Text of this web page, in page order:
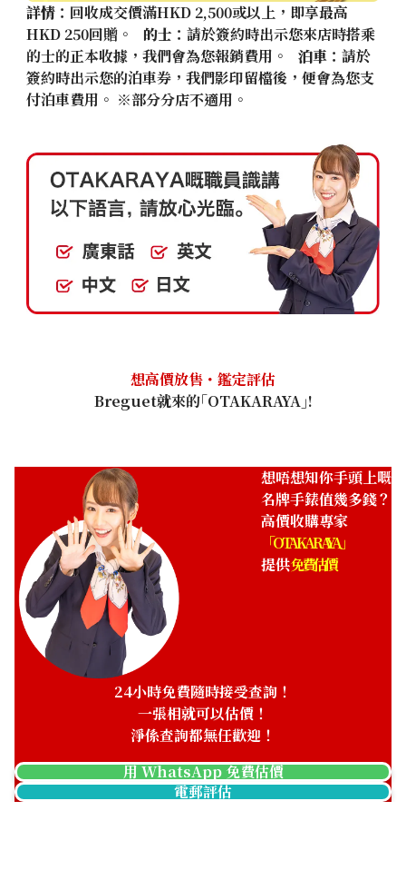
詳情 ：回收成交價滿HKD 2,500或以上，即享最高
HKD 250回贈。 的士 ：請於簽約時出示您來店時搭乘
的士的正本收據，我們會為您報銷費用。泊車 ：請於
簽約時出示您的泊車券，我們影印留檔後，便會為您支
付泊車費用。 ※部分分店不適用。
想高價放售・鑑定評估
Breguet就來的｢OTAKARAYA｣!
想唔想知你手頭上嘅
名牌手錶值幾多錢？
高價收購專家
「OTAKARAYA」
提供免費估價
24小時免費隨時接受查詢！
一張相就可以估價！
淨係查詢都無任歡迎！
用 WhatsApp 免費估價
電郵評估